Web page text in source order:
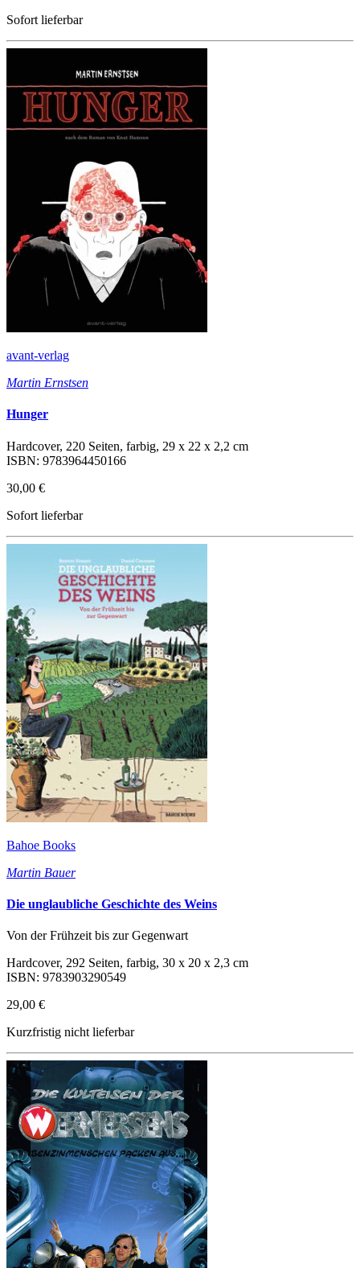
Sofort lieferbar
avant-verlag
Martin Ernstsen
Hunger
Hardcover, 220 Seiten, farbig, 29 x 22 x 2,2 cm
ISBN: 9783964450166
30,00 €
Sofort lieferbar
Bahoe Books
Martin Bauer
Die unglaubliche Geschichte des Weins
Von der Frühzeit bis zur Gegenwart
Hardcover, 292 Seiten, farbig, 30 x 20 x 2,3 cm
ISBN: 9783903290549
29,00 €
Kurzfristig nicht lieferbar